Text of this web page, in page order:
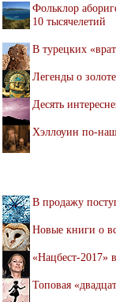
Фольклор
10 тысячелетий
В турецких
Легенды о
Десять
Хэллоуин по-
В продажу
Новые книги о
«Нацбест-2017»
Топовая